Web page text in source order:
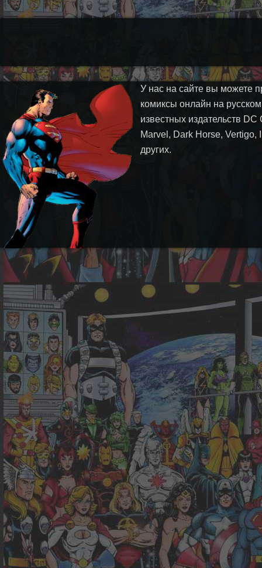
У нас на сайте вы можете
комиксы онлайн на
известных издательств DC
Marvel, Dark Horse, Vertigo,
других.